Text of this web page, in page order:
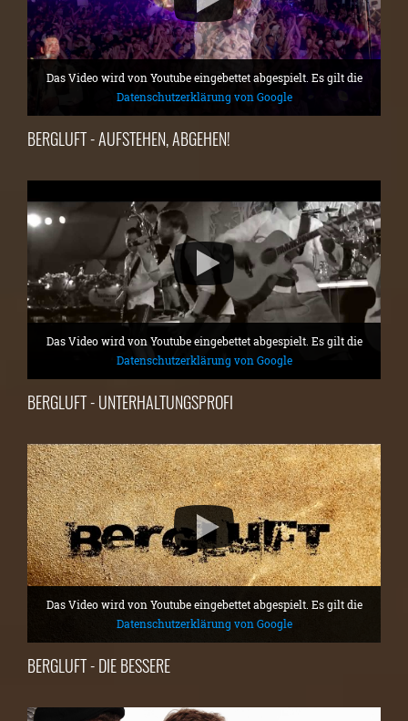
Das Video wird von Youtube eingebettet abgespielt. Es gilt die
Datenschutzerklärung von Google
BERGLUFT - AUFSTEHEN, ABGEHEN!
Das Video wird von Youtube eingebettet abgespielt. Es gilt die
Datenschutzerklärung von Google
BERGLUFT - UNTERHALTUNGSPROFI
Das Video wird von Youtube eingebettet abgespielt. Es gilt die
Datenschutzerklärung von Google
BERGLUFT - DIE BESSERE